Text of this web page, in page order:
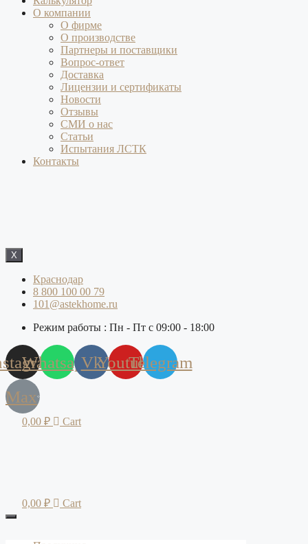
О компании
О фирме
О производстве
Партнеры и поставщики
Вопрос-ответ
Доставка
Лицензии и сертификаты
Новости
Отзывы
СМИ о нас
Статьи
Испытания ЛСТК
Контакты
X
Краснодар
8 800 100 00 79
101@astekhome.ru
Режим работы : Пн - Пт с 09:00 - 18:00
WhatsappVkYoutubeTelegram
Max
0,00 ₽ Cart
0,00 ₽ Cart